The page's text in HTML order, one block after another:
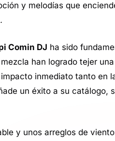
y melodías que
.
Comin DJ ha sido
han logrado tejer
inmediato tanto en
un éxito a su catálogo,
y unos arreglos de